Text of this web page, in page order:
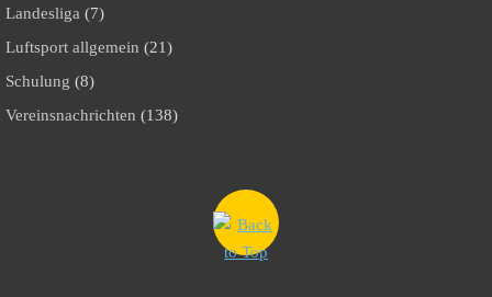
Landesliga (7)
Luftsport allgemein (21)
Schulung (8)
Vereinsnachrichten (138)